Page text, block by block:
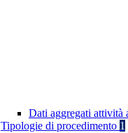
Dati aggregati attività
Tipologie di procedimento 1